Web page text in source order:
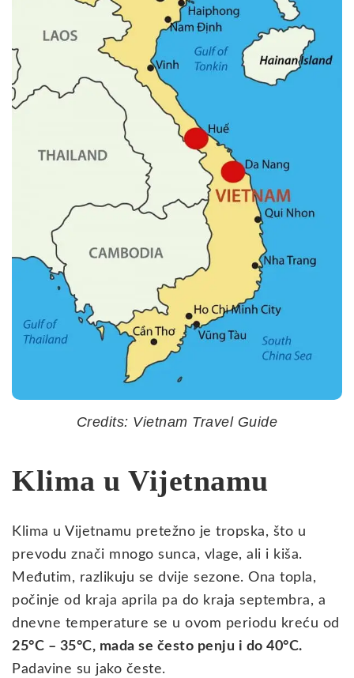
Credits: Vietnam Travel Guide
Klima u Vijetnamu
Klima u Vijetnamu pretežno je tropska, što u
prevodu znači mnogo sunca, vlage, ali i kiša.
Međutim, razlikuju se dvije sezone. Ona topla,
počinje od kraja aprila pa do kraja septembra, a
dnevne temperature se u ovom periodu kreću od
25°C – 35°C, mada se često penju i do 40°C.
Padavine su jako česte.